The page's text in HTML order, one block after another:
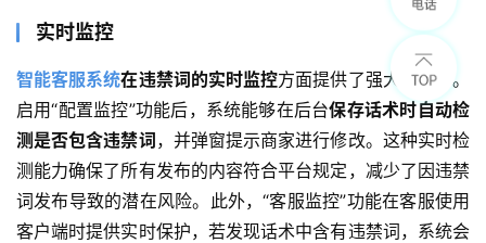
实时监控
智能客服系统在违禁词的实时监控方面提供了强大的支持。
启用“配置监控”功能后，系统能够在后台保存话术时自动检
测是否包含违禁词，并弹窗提示商家进行修改。这种实时检
测能力确保了所有发布的内容符合平台规定，减少了因违禁
词发布导致的潜在风险。此外，“客服监控”功能在客服使用
客户端时提供实时保护，若发现话术中含有违禁词，系统会